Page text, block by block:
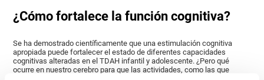
¿Cómo fortalece la función cognitiva?
Se ha demostrado científicamente que una estimulación cognitiva
apropiada puede fortalecer el estado de diferentes capacidades
cognitivas alteradas en el TDAH infantil y adolescente. ¿Pero qué
ocurre en nuestro cerebro para que las actividades, como las que